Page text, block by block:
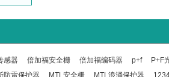
感器 倍加福安全栅 倍加福编码器 p+f
P+F
防雷保护器
MTL安全栅 MTL浪涌保护器